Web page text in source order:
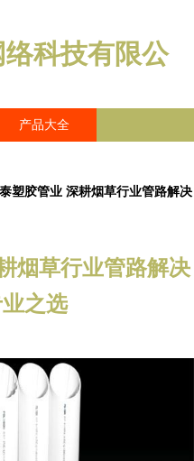
科技有限公
产品大全
塑胶管业 深耕烟草行业管路解决
烟草行业管路解决
之选